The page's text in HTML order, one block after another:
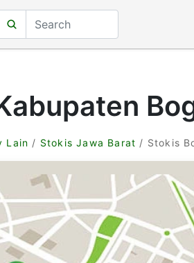
Lain / Stokis Jawa Barat / Stokis